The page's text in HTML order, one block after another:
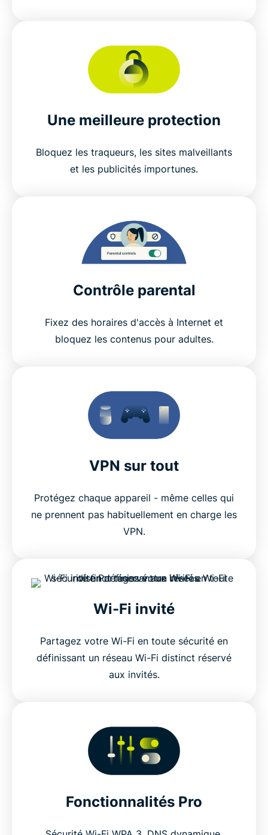
Une meilleure protection
Bloquez les traqueurs, les sites malveillants
et les publicités importunes.
Contrôle parental
Fixez des horaires d'accès à Internet et
bloquez les contenus pour adultes.
VPN sur tout
Protégez chaque appareil - même celles qui
ne prennent pas habituellement en charge les
VPN.
Wi-Fi invité
Partagez votre Wi-Fi en toute sécurité en
définissant un réseau Wi-Fi distinct réservé
aux invités.
Fonctionnalités Pro